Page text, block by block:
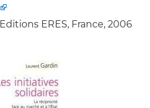
ERES, France, 2006